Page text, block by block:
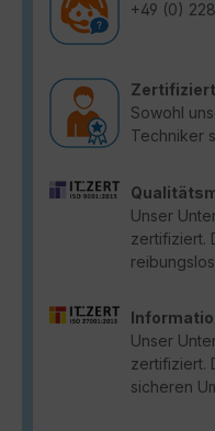
+49 (0)
Sowohl
Techniker
Unser
zertifiziert.
Unser
zertifiziert.
sicheren